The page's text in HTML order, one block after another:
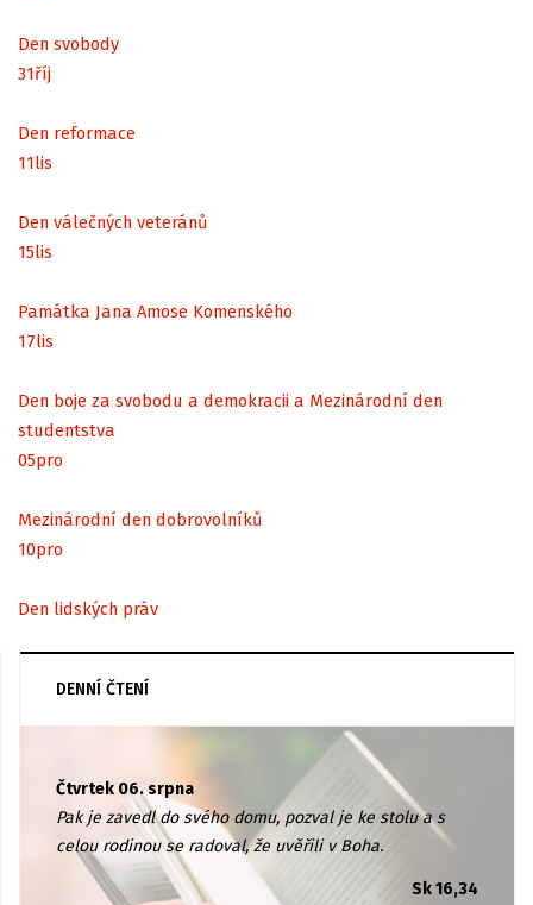
Den svobody
31říj
Den reformace
11lis
Den válečných veteránů
15lis
Památka Jana Amose Komenského
17lis
Den boje za svobodu a demokracii a Mezinárodní den
studentstva
05pro
Mezinárodní den dobrovolníků
10pro
Den lidských práv
DENNÍ ČTENÍ
Čtvrtek 06. srpna
Pak je zavedl do svého domu, pozval je ke stolu a s
celou rodinou se radoval, že uvěřili v Boha.
Sk 16,34